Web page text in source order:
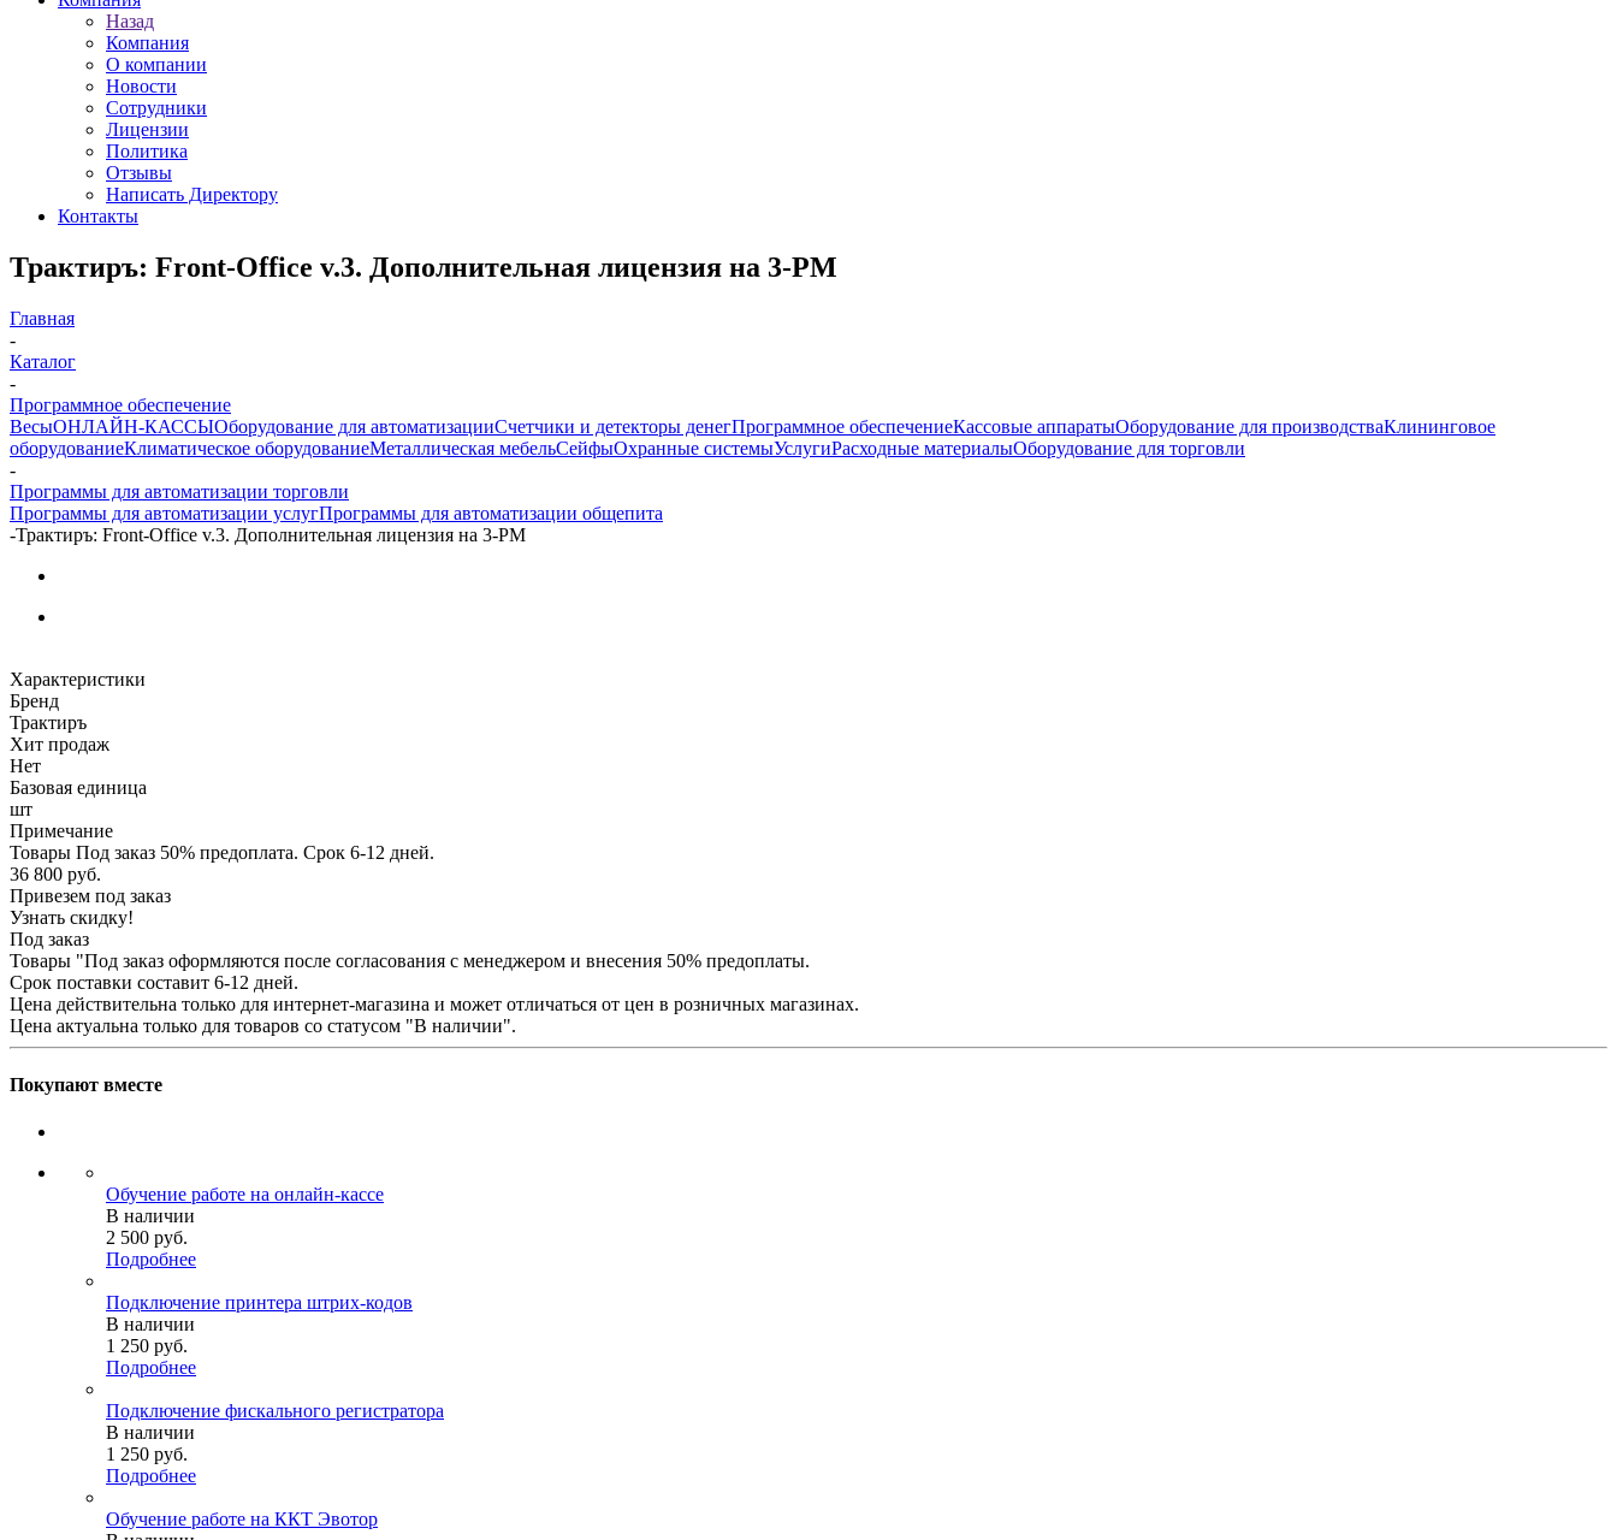
Назад
Компания
О компании
Новости
Сотрудники
Лицензии
Политика
Отзывы
Написать Директору
Контакты
Трактиръ: Front-Office v.3. Дополнительная лицензия на 3-РМ
Главная
-
Каталог
-
Программное обеспечение
ВесыОНЛАЙН-КАССЫОборудование для автоматизацииСчетчики и детекторы денегПрограммное обеспечениеКассовые аппаратыОборудование для производстваКлининговое
оборудованиеКлиматическое оборудованиеМеталлическая мебельСейфыОхранные системыУслугиРасходные материалыОборудование для торговли
-
Программы для автоматизации торговли
Программы для автоматизации услугПрограммы для автоматизации общепита
-Трактиръ: Front-Office v.3. Дополнительная лицензия на 3-РМ
Характеристики
Бренд
Трактиръ
Хит продаж
Нет
Базовая единица
шт
Примечание
Товары Под заказ 50% предоплата. Срок 6-12 дней.
36 800 руб.
Привезем под заказ
Узнать скидку!
Под заказ
Товары "Под заказ оформляются после согласования с менеджером и внесения 50% предоплаты.
Срок поставки составит 6-12 дней.
Цена действительна только для интернет-магазина и может отличаться от цен в розничных магазинах.
Цена актуальна только для товаров со статусом "В наличии".
Покупают вместе
Обучение работе на онлайн-кассе
В наличии
2 500 руб.
Подробнее
Подключение принтера штрих-кодов
В наличии
1 250 руб.
Подробнее
Подключение фискального регистратора
В наличии
1 250 руб.
Подробнее
Обучение работе на ККТ Эвотор